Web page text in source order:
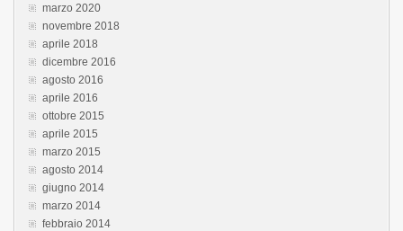
marzo 2020
novembre 2018
aprile 2018
dicembre 2016
agosto 2016
aprile 2016
ottobre 2015
aprile 2015
marzo 2015
agosto 2014
giugno 2014
marzo 2014
febbraio 2014